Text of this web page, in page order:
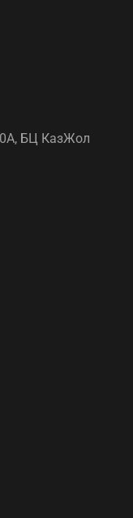
БЦ КазЖол